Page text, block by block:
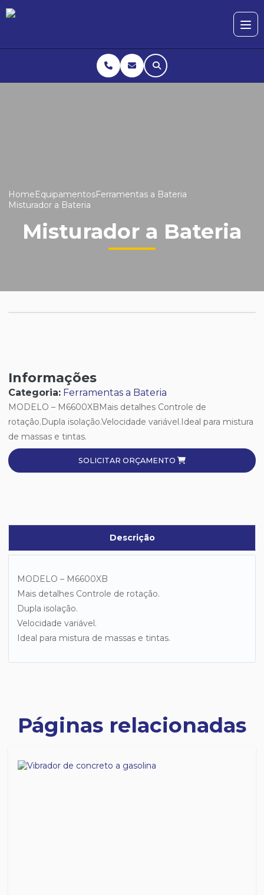
HomeEquipamentosFerramentas a Bateria
Misturador a Bateria
Misturador a Bateria
Informações
Categoria: Ferramentas a Bateria
MODELO – M6600XBMais detalhes Controle de
rotação.Dupla isolação.Velocidade variável.Ideal para mistura
de massas e tintas.
SOLICITAR ORÇAMENTO
Descrição
MODELO – M6600XB
Mais detalhes Controle de rotação.
Dupla isolação.
Velocidade variável.
Ideal para mistura de massas e tintas.
Páginas relacionadas